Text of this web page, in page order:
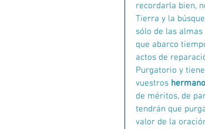
recordarla bien,
Tierra y la
sólo de las
que abarco
actos de
Purgatorio y
vuestros
de méritos, de
tendrán que
valor de la